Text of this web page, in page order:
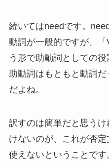
続いてはneedです。
動詞が一般的ですが、
う形で助動詞としての役
助動詞はもともと動詞
だよね。
訳すのは簡単だと思う
けないのが、これが否
使えないということです